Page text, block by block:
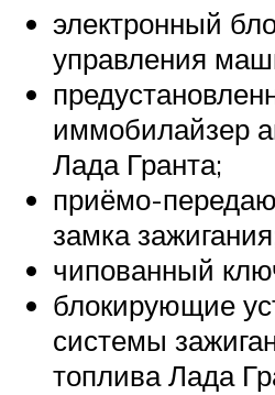
электронный
управления
иммобилайзер
Лада Гранта;
приёмо-
замка
чипованный
блокирующие
системы
топлива Лада